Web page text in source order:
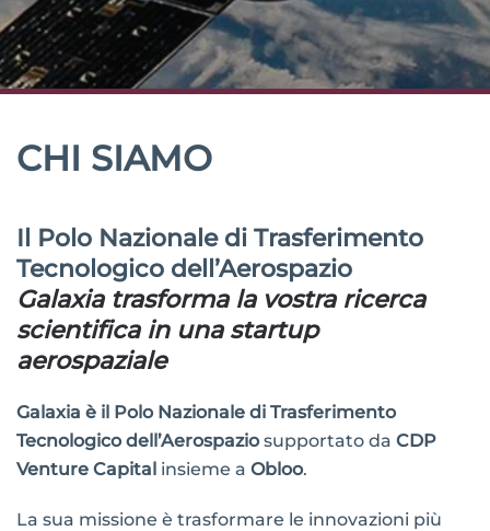
CHI SIAMO
Il Polo Nazionale di Trasferimento
Tecnologico dell’Aerospazio
Galaxia trasforma la vostra ricerca
scientifica in una startup
aerospaziale
Galaxia è il Polo Nazionale di Trasferimento
Tecnologico dell’Aerospazio supportato da CDP
Venture Capital insieme a Obloo.
La sua missione è trasformare le innovazioni più